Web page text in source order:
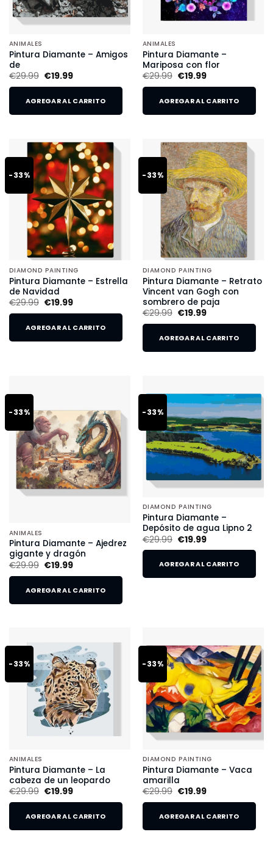
ANIMALES
Pintura Diamante – Amigos
de
€29.99 €19.99
AGREGAR AL CARRITO
ANIMALES
Pintura Diamante –
Mariposa con flor
€29.99 €19.99
AGREGAR AL CARRITO
-33%
DIAMOND PAINTING
Pintura Diamante – Estrella
de Navidad
€29.99 €19.99
AGREGAR AL CARRITO
-33%
DIAMOND PAINTING
Pintura Diamante – Retrato
Vincent van Gogh con
sombrero de paja
€29.99 €19.99
AGREGAR AL CARRITO
-33%
ANIMALES
Pintura Diamante – Ajedrez
gigante y dragón
€29.99 €19.99
AGREGAR AL CARRITO
-33%
DIAMOND PAINTING
Pintura Diamante –
Depósito de agua Lipno 2
€29.99 €19.99
AGREGAR AL CARRITO
-33%
ANIMALES
Pintura Diamante – La
cabeza de un leopardo
€29.99 €19.99
AGREGAR AL CARRITO
-33%
DIAMOND PAINTING
Pintura Diamante – Vaca
amarilla
€29.99 €19.99
AGREGAR AL CARRITO